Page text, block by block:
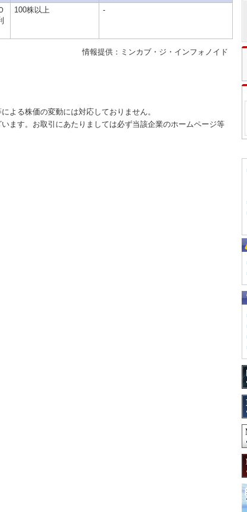
100株以上 -
情報提供：ミンカブ・ジ・インフォノイド
よる株価の変動には対応しておりません。
ます。お取引にあたりましては必ず当該企業のホームページ等